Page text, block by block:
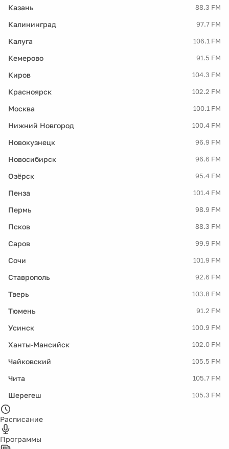
Казань 88.3 FM
Калининград 97.7 FM
Калуга 106.1 FM
Кемерово 91.5 FM
Киров 104.3 FM
Красноярск 102.2 FM
Москва 100.1 FM
Нижний Новгород 100.4 FM
Новокузнецк 96.9 FM
Новосибирск 96.6 FM
Озёрск 95.4 FM
Пенза 101.4 FM
Пермь 98.9 FM
Псков 88.3 FM
Саров 99.9 FM
Сочи 101.9 FM
Ставрополь 92.6 FM
Тверь 103.8 FM
Тюмень 91.2 FM
Усинск 100.9 FM
Ханты-Мансийск 102.0 FM
Чайковский 105.5 FM
Чита 105.7 FM
Шерегеш 105.3 FM
Расписание
Программы